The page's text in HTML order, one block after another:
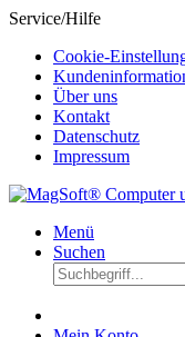
Service/Hilfe
Cookie-
Über uns
Kontakt
Datenschutz
Impressum
Menü
Suchen